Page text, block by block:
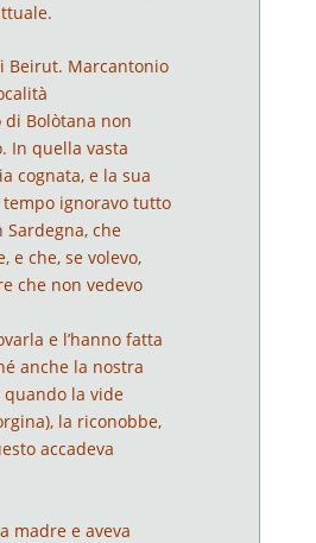
Beirut. Marcantonio
Bolòtana non
In quella vasta
cognata, e la sua
ignoravo tutto
che
e che, se volevo,
che non vedevo
e l’hanno fatta
anche la nostra
quando la vide
la riconobbe,
accadeva
madre e aveva